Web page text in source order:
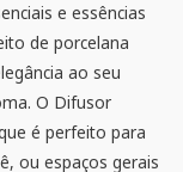
e essências
de porcelana
ao seu
O Difusor
é perfeito para
ou espaços gerais